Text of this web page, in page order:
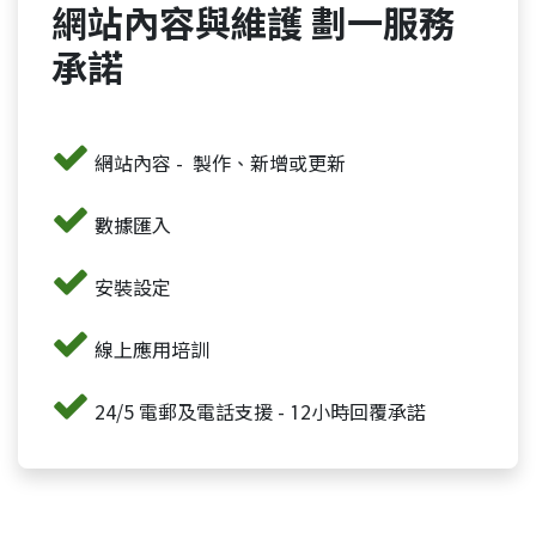
網站內容與維護 劃一服務
承諾
網站內容 - 製作、新增或更新
數據匯入
安裝設定
線上應用培訓
24/5 電郵及電話支援 - 12小時回覆承諾